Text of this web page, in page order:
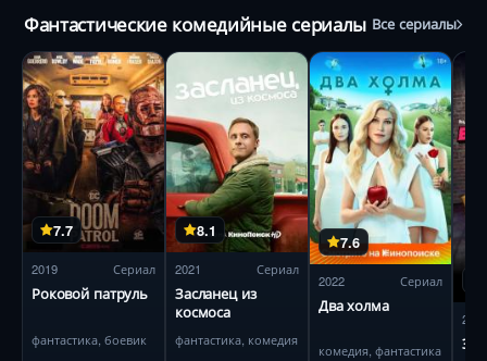
Фантастические комедийные сериалы Все сериалы
7.7
2019 Сериал
Роковой патруль
фантастика, боевик
8.1
2021 Сериал
Засланец из
космоса
фантастика, комедия
7.6
2022 Сериал
Два холма
комедия, фантастика
2023